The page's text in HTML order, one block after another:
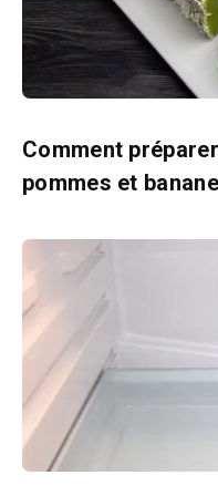
Comment
pommes et